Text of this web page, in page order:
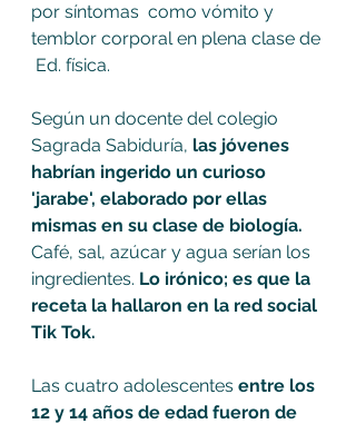
por síntomas  como vómito y
temblor corporal en plena clase de
Ed. física.
Según un docente del colegio
Sagrada Sabiduría, las jóvenes
habrían ingerido un curioso
'jarabe', elaborado por ellas
mismas en su clase de biología.
Café, sal, azúcar y agua serían los
ingredientes. Lo irónico; es que la
receta la hallaron en la red social
Tik Tok.
Las cuatro adolescentes entre los
12 y 14 años de edad fueron de